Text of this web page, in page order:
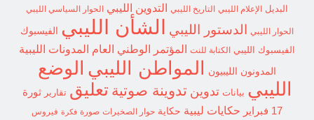
البديل الإعلام الليبي التاريخ الليبي التدوين الليبي الحوار السياسي الليبي
الحوار الليبي الدستور الليبي الشأن الليبي الفيسبوك
الفيسبوك الليبي الكتابة للنت المؤتمر الوطني العام المدونات الليبية
المدونون الليبيون المواطن الليبي الوضع
الليبي بيانات تدوين تدوينة صوتية تعليق تقارير
ثورة
17 فبراير
حكايات ليبية حكاية حوار الصخيرات صورة فكرة فيروس